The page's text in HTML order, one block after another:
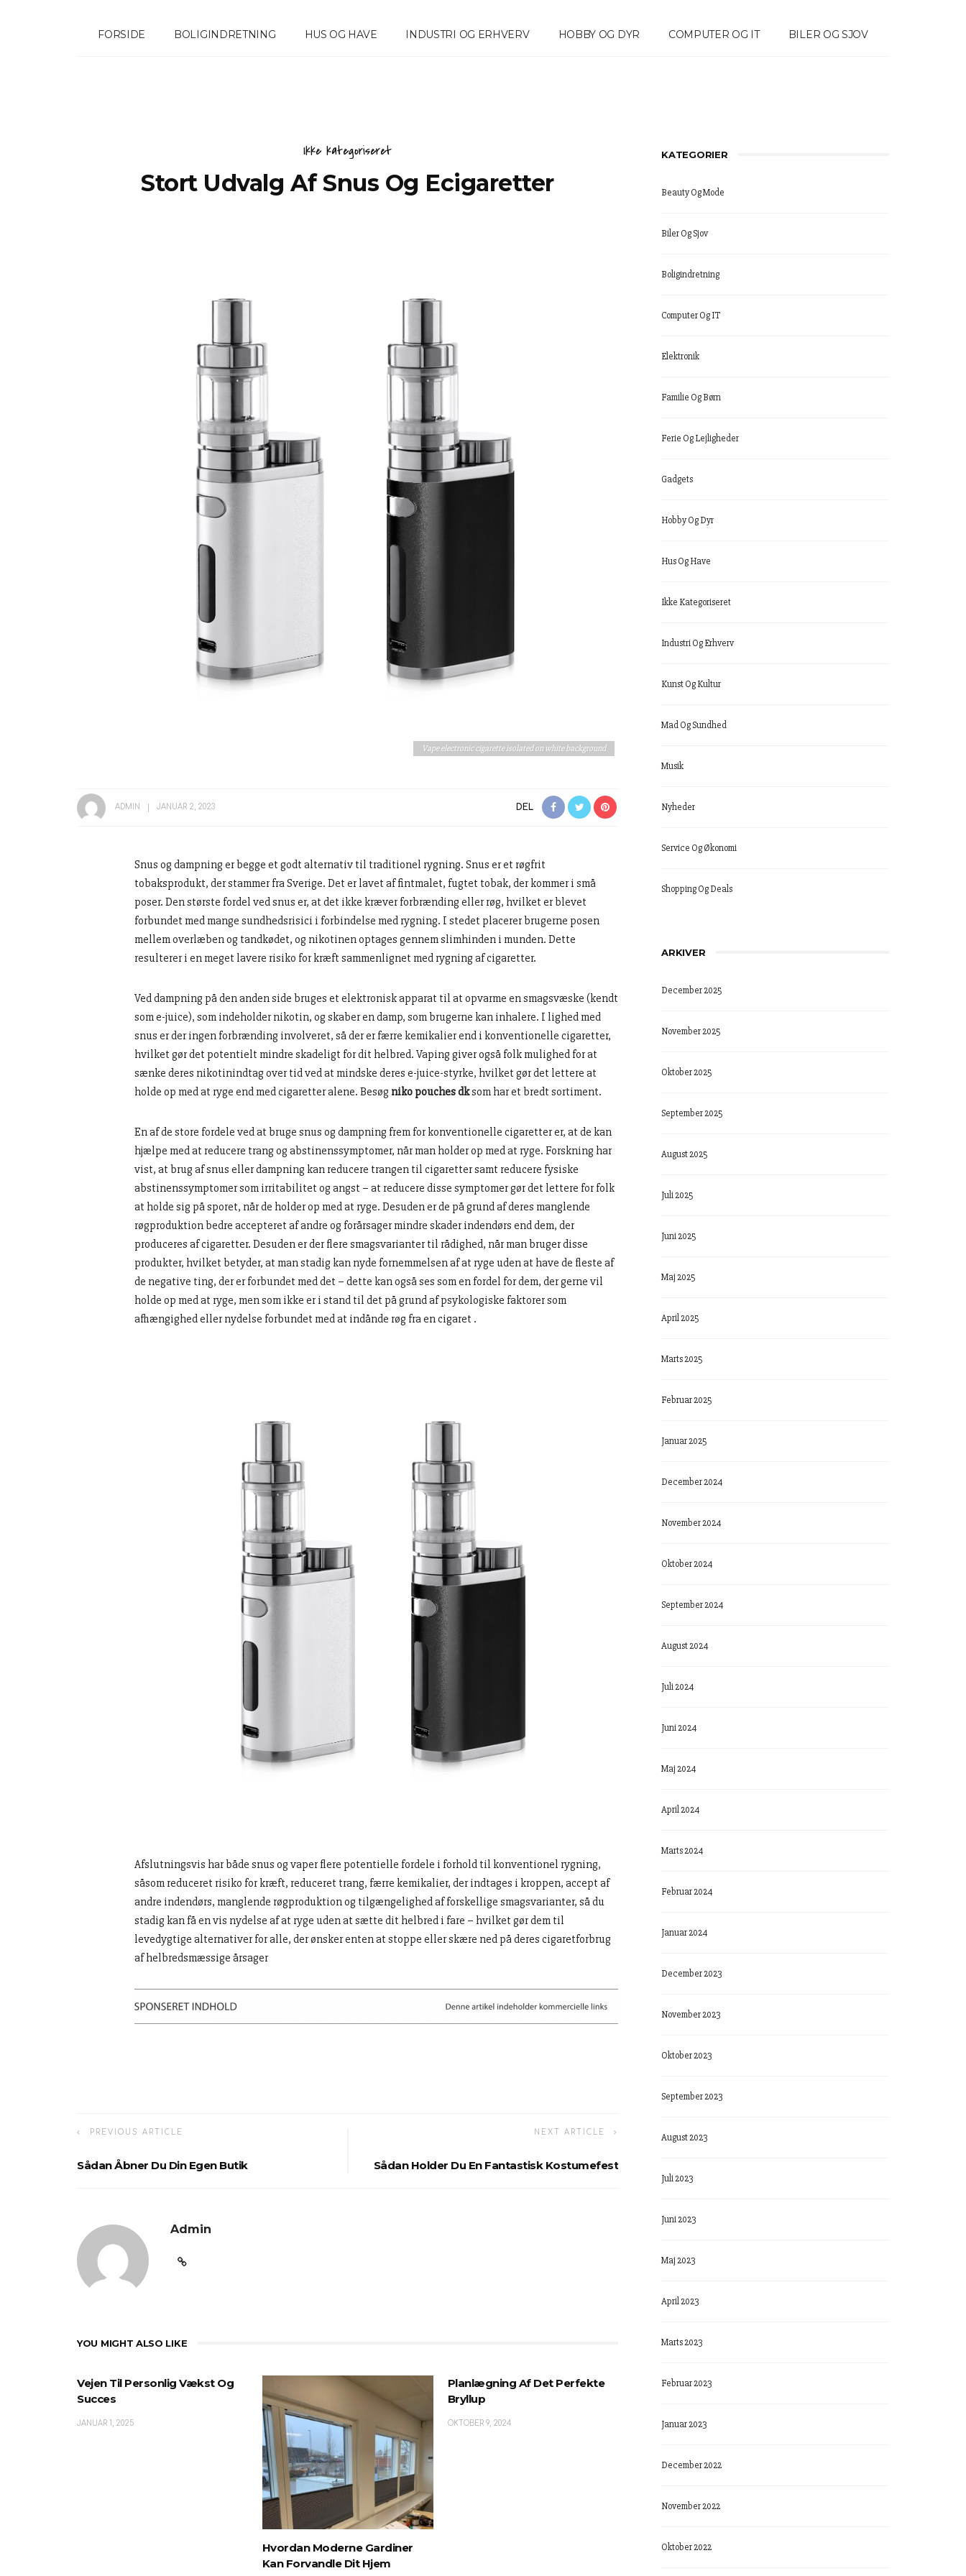
FORSIDE BOLIGINDRETNING HUS OG HAVE INDUSTRI OG ERHVERV HOBBY OG DYR COMPUTER OG IT BILER OG SJOV
Ikke kategoriseret
Stort Udvalg Af Snus Og Ecigaretter
Vape electronic cigarette isolated on white background
ADMIN JANUAR 2, 2023 DEL
Snus og dampning er begge et godt alternativ til traditionel rygning. Snus er et røgfrit
tobaksprodukt, der stammer fra Sverige. Det er lavet af fintmalet, fugtet tobak, der kommer i små
poser. Den største fordel ved snus er, at det ikke kræver forbrænding eller røg, hvilket er blevet
forbundet med mange sundhedsrisici i forbindelse med rygning. I stedet placerer brugerne posen
mellem overlæben og tandkødet, og nikotinen optages gennem slimhinden i munden. Dette
resulterer i en meget lavere risiko for kræft sammenlignet med rygning af cigaretter.
Ved dampning på den anden side bruges et elektronisk apparat til at opvarme en smagsvæske (kendt
som e-juice), som indeholder nikotin, og skaber en damp, som brugerne kan inhalere. I lighed med
snus er der ingen forbrænding involveret, så der er færre kemikalier end i konventionelle cigaretter,
hvilket gør det potentielt mindre skadeligt for dit helbred. Vaping giver også folk mulighed for at
sænke deres nikotinindtag over tid ved at mindske deres e-juice-styrke, hvilket gør det lettere at
holde op med at ryge end med cigaretter alene. Besøg niko pouches dksom har et bredt sortiment.
En af de store fordele ved at bruge snus og dampning frem for konventionelle cigaretter er, at de kan
hjælpe med at reducere trang og abstinenssymptomer, når man holder op med at ryge. Forskning har
vist, at brug af snus eller dampning kan reducere trangen til cigaretter samt reducere fysiske
abstinenssymptomer som irritabilitet og angst – at reducere disse symptomer gør det lettere for folk
at holde sig på sporet, når de holder op med at ryge. Desuden er de på grund af deres manglende
røgproduktion bedre accepteret af andre og forårsager mindre skader indendørs end dem, der
produceres af cigaretter. Desuden er der flere smagsvarianter til rådighed, når man bruger disse
produkter, hvilket betyder, at man stadig kan nyde fornemmelsen af at ryge uden at have de fleste af
de negative ting, der er forbundet med det – dette kan også ses som en fordel for dem, der gerne vil
holde op med at ryge, men som ikke er i stand til det på grund af psykologiske faktorer som
afhængighed eller nydelse forbundet med at indånde røg fra en cigaret .
Afslutningsvis har både snus og vaper flere potentielle fordele i forhold til konventionel rygning,
såsom reduceret risiko for kræft, reduceret trang, færre kemikalier, der indtages i kroppen, accept af
andre indendørs, manglende røgproduktion og tilgængelighed af forskellige smagsvarianter, så du
stadig kan få en vis nydelse af at ryge uden at sætte dit helbred i fare – hvilket gør dem til
levedygtige alternativer for alle, der ønsker enten at stoppe eller skære ned på deres cigaretforbrug
af helbredsmæssige årsager
PREVIOUS ARTICLE
Sådan Åbner Du Din Egen Butik
NEXT ARTICLE
Sådan Holder Du En Fantastisk Kostumefest
Admin
YOU MIGHT ALSO LIKE
Vejen Til Personlig Vækst Og
Succes
JANUAR 1, 2025
Hvordan Moderne Gardiner
Kan Forvandle Dit Hjem
Planlægning Af Det Perfekte
Bryllup
OKTOBER 9, 2024
KATEGORIER
Beauty Og Mode
Biler Og Sjov
Boligindretning
Computer Og IT
Elektronik
Familie Og Børn
Ferie Og Lejligheder
Gadgets
Hobby Og Dyr
Hus Og Have
Ikke Kategoriseret
Industri Og Erhverv
Kunst Og Kultur
Mad Og Sundhed
Musik
Nyheder
Service Og Økonomi
Shopping Og Deals
ARKIVER
December 2025
November 2025
Oktober 2025
September 2025
August 2025
Juli 2025
Juni 2025
Maj 2025
April 2025
Marts 2025
Februar 2025
Januar 2025
December 2024
November 2024
Oktober 2024
September 2024
August 2024
Juli 2024
Juni 2024
Maj 2024
April 2024
Marts 2024
Februar 2024
Januar 2024
December 2023
November 2023
Oktober 2023
September 2023
August 2023
Juli 2023
Juni 2023
Maj 2023
April 2023
Marts 2023
Februar 2023
Januar 2023
December 2022
November 2022
Oktober 2022